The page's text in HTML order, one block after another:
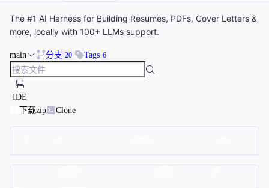
The #1 AI Harness for Building Resumes, PDFs, Cover Letters &
more, locally with 100+ LLMs support.
main 分支 20 Tags 6
IDE
下载zip
Clone